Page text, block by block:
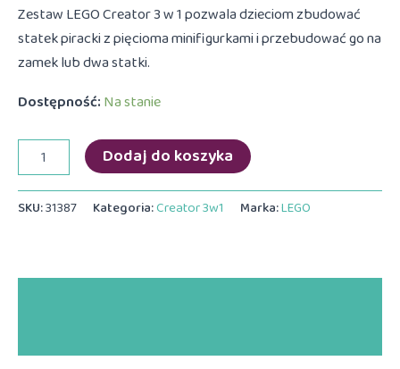
Zestaw LEGO Creator 3 w 1 pozwala dzieciom zbudować
statek piracki z pięcioma minifigurkami i przebudować go na
zamek lub dwa statki.
Dostępność:Na stanie
LEGO
3w1
Dodaj do koszyka
SKU:31387 Kategoria:Creator 3w1 Marka:LEGO